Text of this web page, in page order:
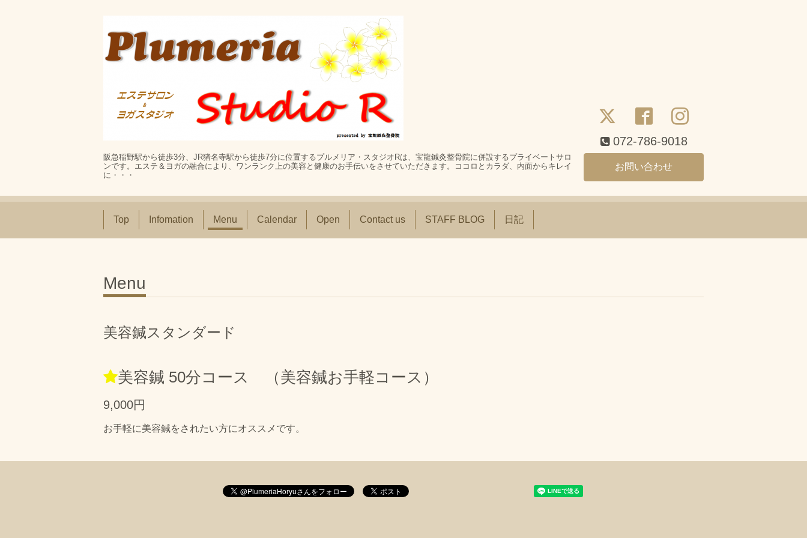
阪急稲野駅から徒歩3分、JR猪名寺駅から徒歩7分に位置するプルメリア・スタジオRは、宝龍鍼灸整骨院に併設するプライベートサロ
ンです。エステ＆ヨガの融合により、ワンランク上の美容と健康のお手伝いをさせていただきます。ココロとカラダ、内面からキレイ
に・・・
072-786-9018
お問い合わせ
Top Infomation Menu Calendar Open Contact us STAFF BLOG 日記
Menu
美容鍼スタンダード
美容鍼 50分コース （美容鍼お手軽コース）
9,000円
お手軽に美容鍼をされたい方にオススメです。